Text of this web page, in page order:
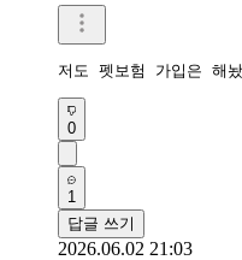
저도 펫보험 가입은 해
0
1
답글 쓰기
2026.06.02 21:03